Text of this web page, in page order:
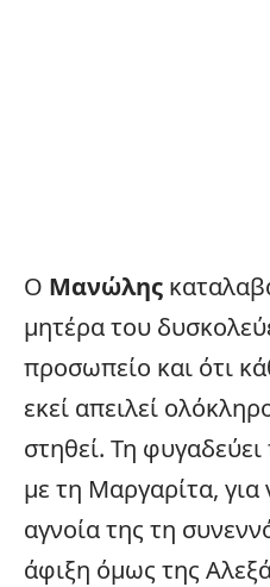
Ο Μανώλης
μητέρα του
προσωπείο και ότι
εκεί απειλεί
στηθεί. Τη
με τη Μαργαρίτα,
αγνοία της τη
άφιξη όμως της